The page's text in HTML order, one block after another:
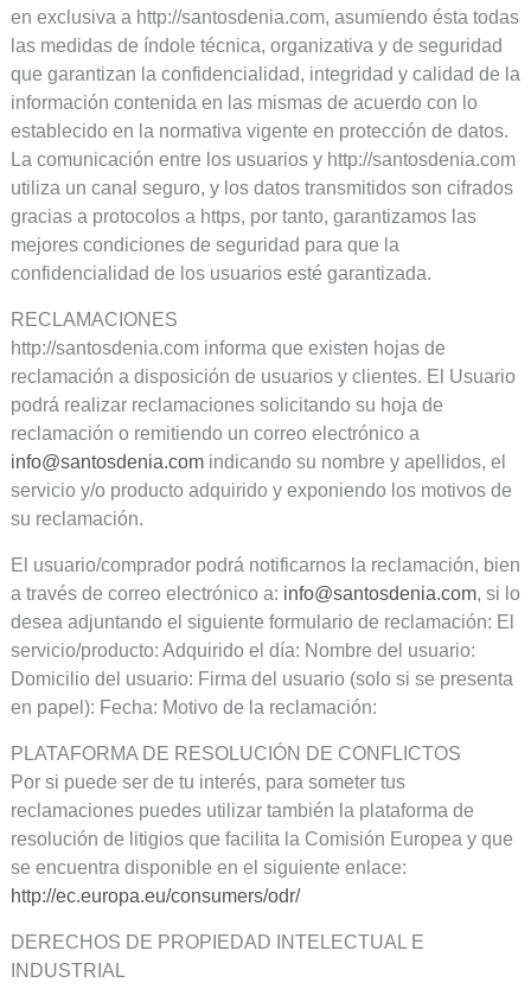
en exclusiva a http://santosdenia.com, asumiendo ésta todas
las medidas de índole técnica, organizativa y de seguridad
que garantizan la confidencialidad, integridad y calidad de la
información contenida en las mismas de acuerdo con lo
establecido en la normativa vigente en protección de datos.
La comunicación entre los usuarios y http://santosdenia.com
utiliza un canal seguro, y los datos transmitidos son cifrados
gracias a protocolos a https, por tanto, garantizamos las
mejores condiciones de seguridad para que la
confidencialidad de los usuarios esté garantizada.
RECLAMACIONES
http://santosdenia.com informa que existen hojas de
reclamación a disposición de usuarios y clientes. El Usuario
podrá realizar reclamaciones solicitando su hoja de
reclamación o remitiendo un correo electrónico a
info@santosdenia.comindicando su nombre y apellidos, el
servicio y/o producto adquirido y exponiendo los motivos de
su reclamación.
El usuario/comprador podrá notificarnos la reclamación, bien
a través de correo electrónico a: info@santosdenia.com, si lo
desea adjuntando el siguiente formulario de reclamación: El
servicio/producto: Adquirido el día: Nombre del usuario:
Domicilio del usuario: Firma del usuario (solo si se presenta
en papel): Fecha: Motivo de la reclamación:
PLATAFORMA DE RESOLUCIÓN DE CONFLICTOS
Por si puede ser de tu interés, para someter tus
reclamaciones puedes utilizar también la plataforma de
resolución de litigios que facilita la Comisión Europea y que
se encuentra disponible en el siguiente enlace:
http://ec.europa.eu/consumers/odr/
DERECHOS DE PROPIEDAD INTELECTUAL E
INDUSTRIAL